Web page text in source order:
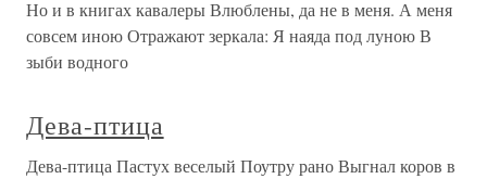
Но и в книгах кавалеры Влюблены, да не в меня. А меня
совсем иною Отражают зеркала: Я наяда под луною В
зыби водного
Дева-птица
Дева-птица Пастух веселый Поутру рано Выгнал коров в